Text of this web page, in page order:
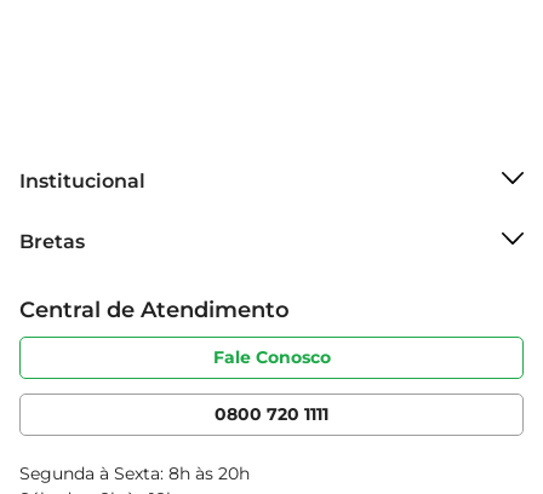
Institucional
Grupo Cencosud
Sobre privacidade
Portal do fornecedor
Cencosud Media
Bretas
Produtos Bretas
Código de ética
Serviços
Clube Bretas
Blog Bretas
Central de Atendimento
Fale Conosco
0800 720 1111
Segunda à Sexta: 8h às 20h